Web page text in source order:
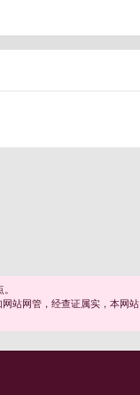
站网管，经查证属实，本网站